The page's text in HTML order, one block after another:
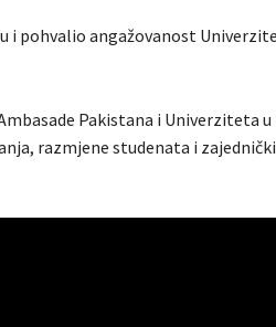
i pohvalio angažovanost
Pakistana i Univerziteta u
razmjene studenata i